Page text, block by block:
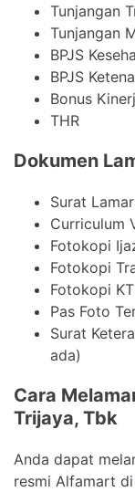
Tunjangan
Tunjangan
BPJS
BPJS
Bonus
THR
Dokumen
Surat
Curriculum
Fotokopi
Fotokopi
Fotokopi
Pas Foto
Surat
ada)
Cara
Trijaya, Tbk
Anda dapat
resmi Alfamart di